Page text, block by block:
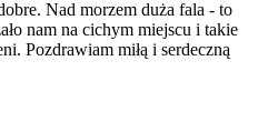
Nad morzem duża fala - to
nam na cichym miejscu i takie
Pozdrawiam miłą i serdeczną